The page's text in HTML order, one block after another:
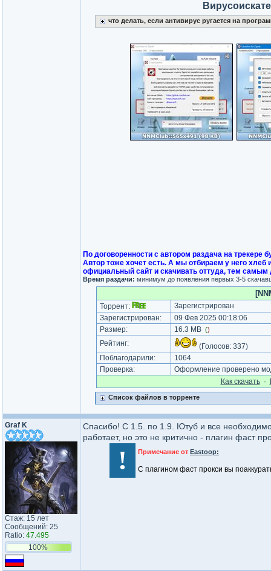
что делать, если антивирус ругается на
По договоренности с автором раздача на
Автор тоже хочет есть. А мы отбираем у него хлеб
официальный сайт и скачивать оттуда, тем самым
Время раздачи: минимум до появления первых 3-5
Торрент:
Зарегистрирован
Зарегистрирован:
09 Фев 2025 00:18:06
Размер:
16.3 MB ()
Рейтинг: (Голосов: 337)
Поблагодарили:
1064
Проверка:
Оформление проверено
Как cкачать·
Список файлов в торренте
Graf K
Стаж: 15 лет
Сообщений: 25
Ratio: 47.495
100%
Спасибо! С 1.5. по 1.9. Ютуб и все
работает, но это не критично - плагин фаст
! Примечание от Eastoop:
С плагином фаст прокси вы